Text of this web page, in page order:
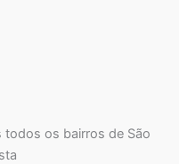
todos os bairros de São